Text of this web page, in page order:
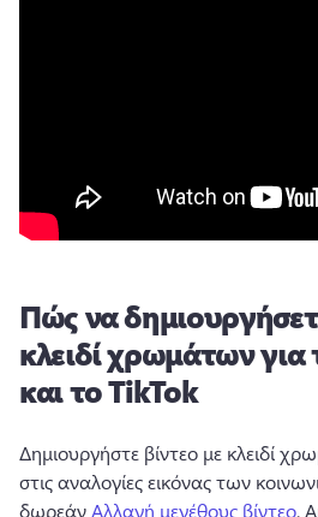
Πώς να
κλειδί χρωμάτων
και το TikTok
Δημιουργήστε βίντεο με κλειδί
στις αναλογίες εικόνας των
δωρεάν Αλλαγή μεγέθους βίντεο.